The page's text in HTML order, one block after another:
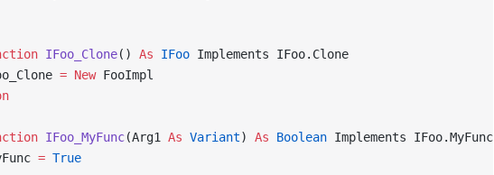
IFoo_Clone() As IFoo Implements IFoo.Clone
= New FooImpl
IFoo_MyFunc(Arg1 As Variant) As Boolean Implements IFoo.MyFunc
= True